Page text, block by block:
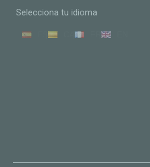
Selecciona tu idioma
ES CA FR